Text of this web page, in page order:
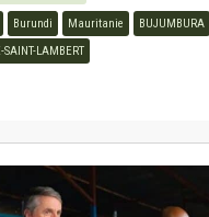
Burundi Mauritanie
BUJUMBURA
SAINT-LAMBERT